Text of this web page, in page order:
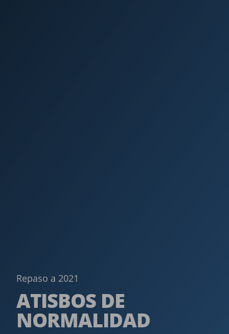
Repaso a 2021
ATISBOS DE
NORMALIDAD­